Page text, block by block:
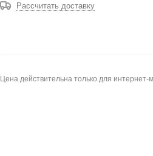
Рассчитать доставку
Цена действительна только для